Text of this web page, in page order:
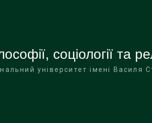
соціології та
університет імені Василя